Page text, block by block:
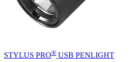
STYLUS PRO® USB PENLIGHT